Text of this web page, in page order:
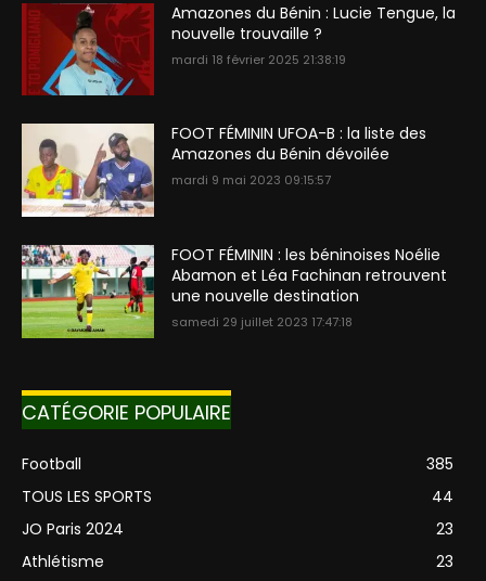
Amazones du Bénin : Lucie Tengue, la
nouvelle trouvaille ?
mardi 18 février 2025 21:38:19
FOOT FÉMININ UFOA-B : la liste des
Amazones du Bénin dévoilée
mardi 9 mai 2023 09:15:57
FOOT FÉMININ : les béninoises Noélie
Abamon et Léa Fachinan retrouvent
une nouvelle destination
samedi 29 juillet 2023 17:47:18
CATÉGORIE POPULAIRE
Football
385
TOUS LES SPORTS
44
JO Paris 2024
23
Athlétisme
23